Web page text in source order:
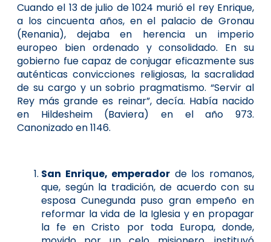
Cuando el 13 de julio de 1024 murió el rey Enrique,
a los cincuenta años, en el palacio de Gronau
(Renania), dejaba en herencia un imperio
europeo bien ordenado y consolidado. En su
gobierno fue capaz de conjugar eficazmente sus
auténticas convicciones religiosas, la sacralidad
de su cargo y un sobrio pragmatismo. “Servir al
Rey más grande es reinar”, decía. Había nacido
en Hildesheim (Baviera) en el año 973.
Canonizado en 1146.
San Enrique, emperador de los romanos,
que, según la tradición, de acuerdo con su
esposa Cunegunda puso gran empeño en
reformar la vida de la Iglesia y en propagar
la fe en Cristo por toda Europa, donde,